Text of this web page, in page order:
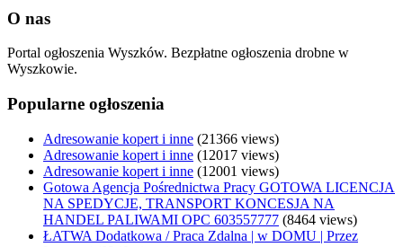
O nas
Portal ogłoszenia Wyszków. Bezpłatne ogłoszenia drobne w
Wyszkowie.
Popularne ogłoszenia
Adresowanie kopert i inne (21366 views)
Adresowanie kopert i inne (12017 views)
Adresowanie kopert i inne (12001 views)
Gotowa Agencja Pośrednictwa Pracy GOTOWA LICENCJA
NA SPEDYCJE, TRANSPORT KONCESJA NA
HANDEL PALIWAMI OPC 603557777 (8464 views)
ŁATWA Dodatkowa / Praca Zdalna | w DOMU | Przez